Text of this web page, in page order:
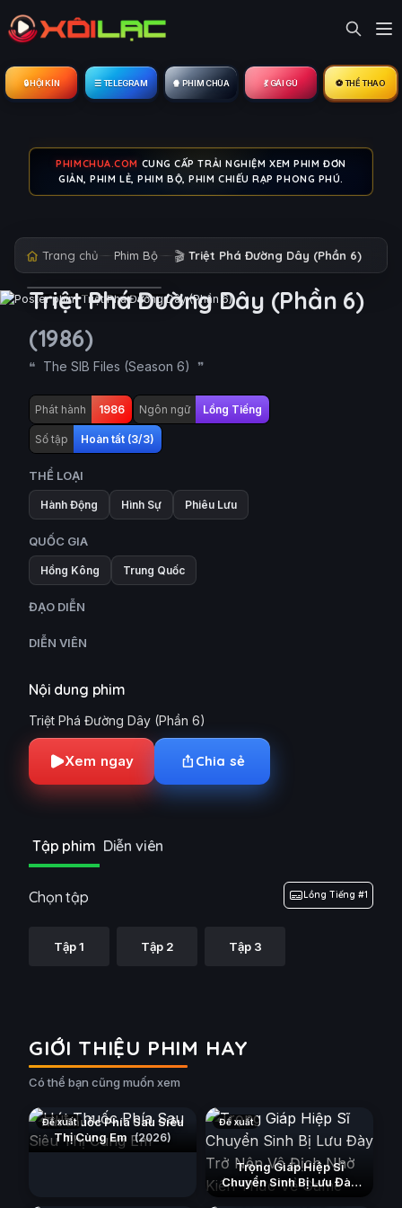
🔒︎ HỘI KÍN ☰ TELEGRAM 🍿 PHIM CHÙA 💃 GÁI GÚ ⚽ THỂ THAO
PHIMCHUA.COM CUNG CẤP TRẢI NGHIỆM XEM PHIM ĐƠN
GIẢN, PHIM LẺ, PHIM BỘ, PHIM CHIẾU RẠP PHONG PHÚ.
Trang chủ Phim Bộ 🎬 Triệt Phá Đường Dây (Phần 6)
Triệt Phá Đường Dây (Phần 6)
(1986)
The SIB Files (Season 6)
Phát hành 1986 Ngôn ngữ Lồng Tiếng
Số tập Hoàn tất (3/3)
THỂ LOẠI
Hành Động Hình Sự Phiêu Lưu
QUỐC GIA
Hồng Kông Trung Quốc
ĐẠO DIỄN
DIỄN VIÊN
Nội dung phim
Triệt Phá Đường Dây (Phần 6)
Xem ngay Chia sẻ
Tập phim Diễn viên
Chọn tập Lồng Tiếng #1
Tập 1 Tập 2 Tập 3
GIỚI THIỆU PHIM HAY
Có thể bạn cũng muốn xem
Đề xuất
Hút Thuốc Phía Sau Siêu
Thị Cùng Em (2026)
Đề xuất
Trọng Giáp Hiệp Sĩ
Chuyển Sinh Bị Lưu Đày